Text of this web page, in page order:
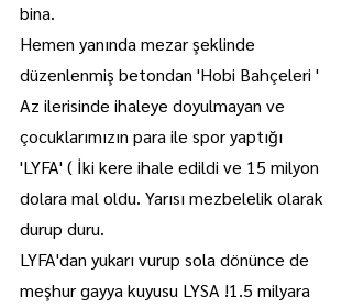
bina.
Hemen yanında mezar şeklinde
düzenlenmiş betondan 'Hobi Bahçeleri '
Az ilerisinde ihaleye doyulmayan ve
çocuklarımızın para ile spor yaptığı
'LYFA' ( İki kere ihale edildi ve 15 milyon
dolara mal oldu. Yarısı mezbelelik olarak
durup duru.
LYFA'dan yukarı vurup sola dönünce de
meşhur gayya kuyusu LYSA !1.5 milyara